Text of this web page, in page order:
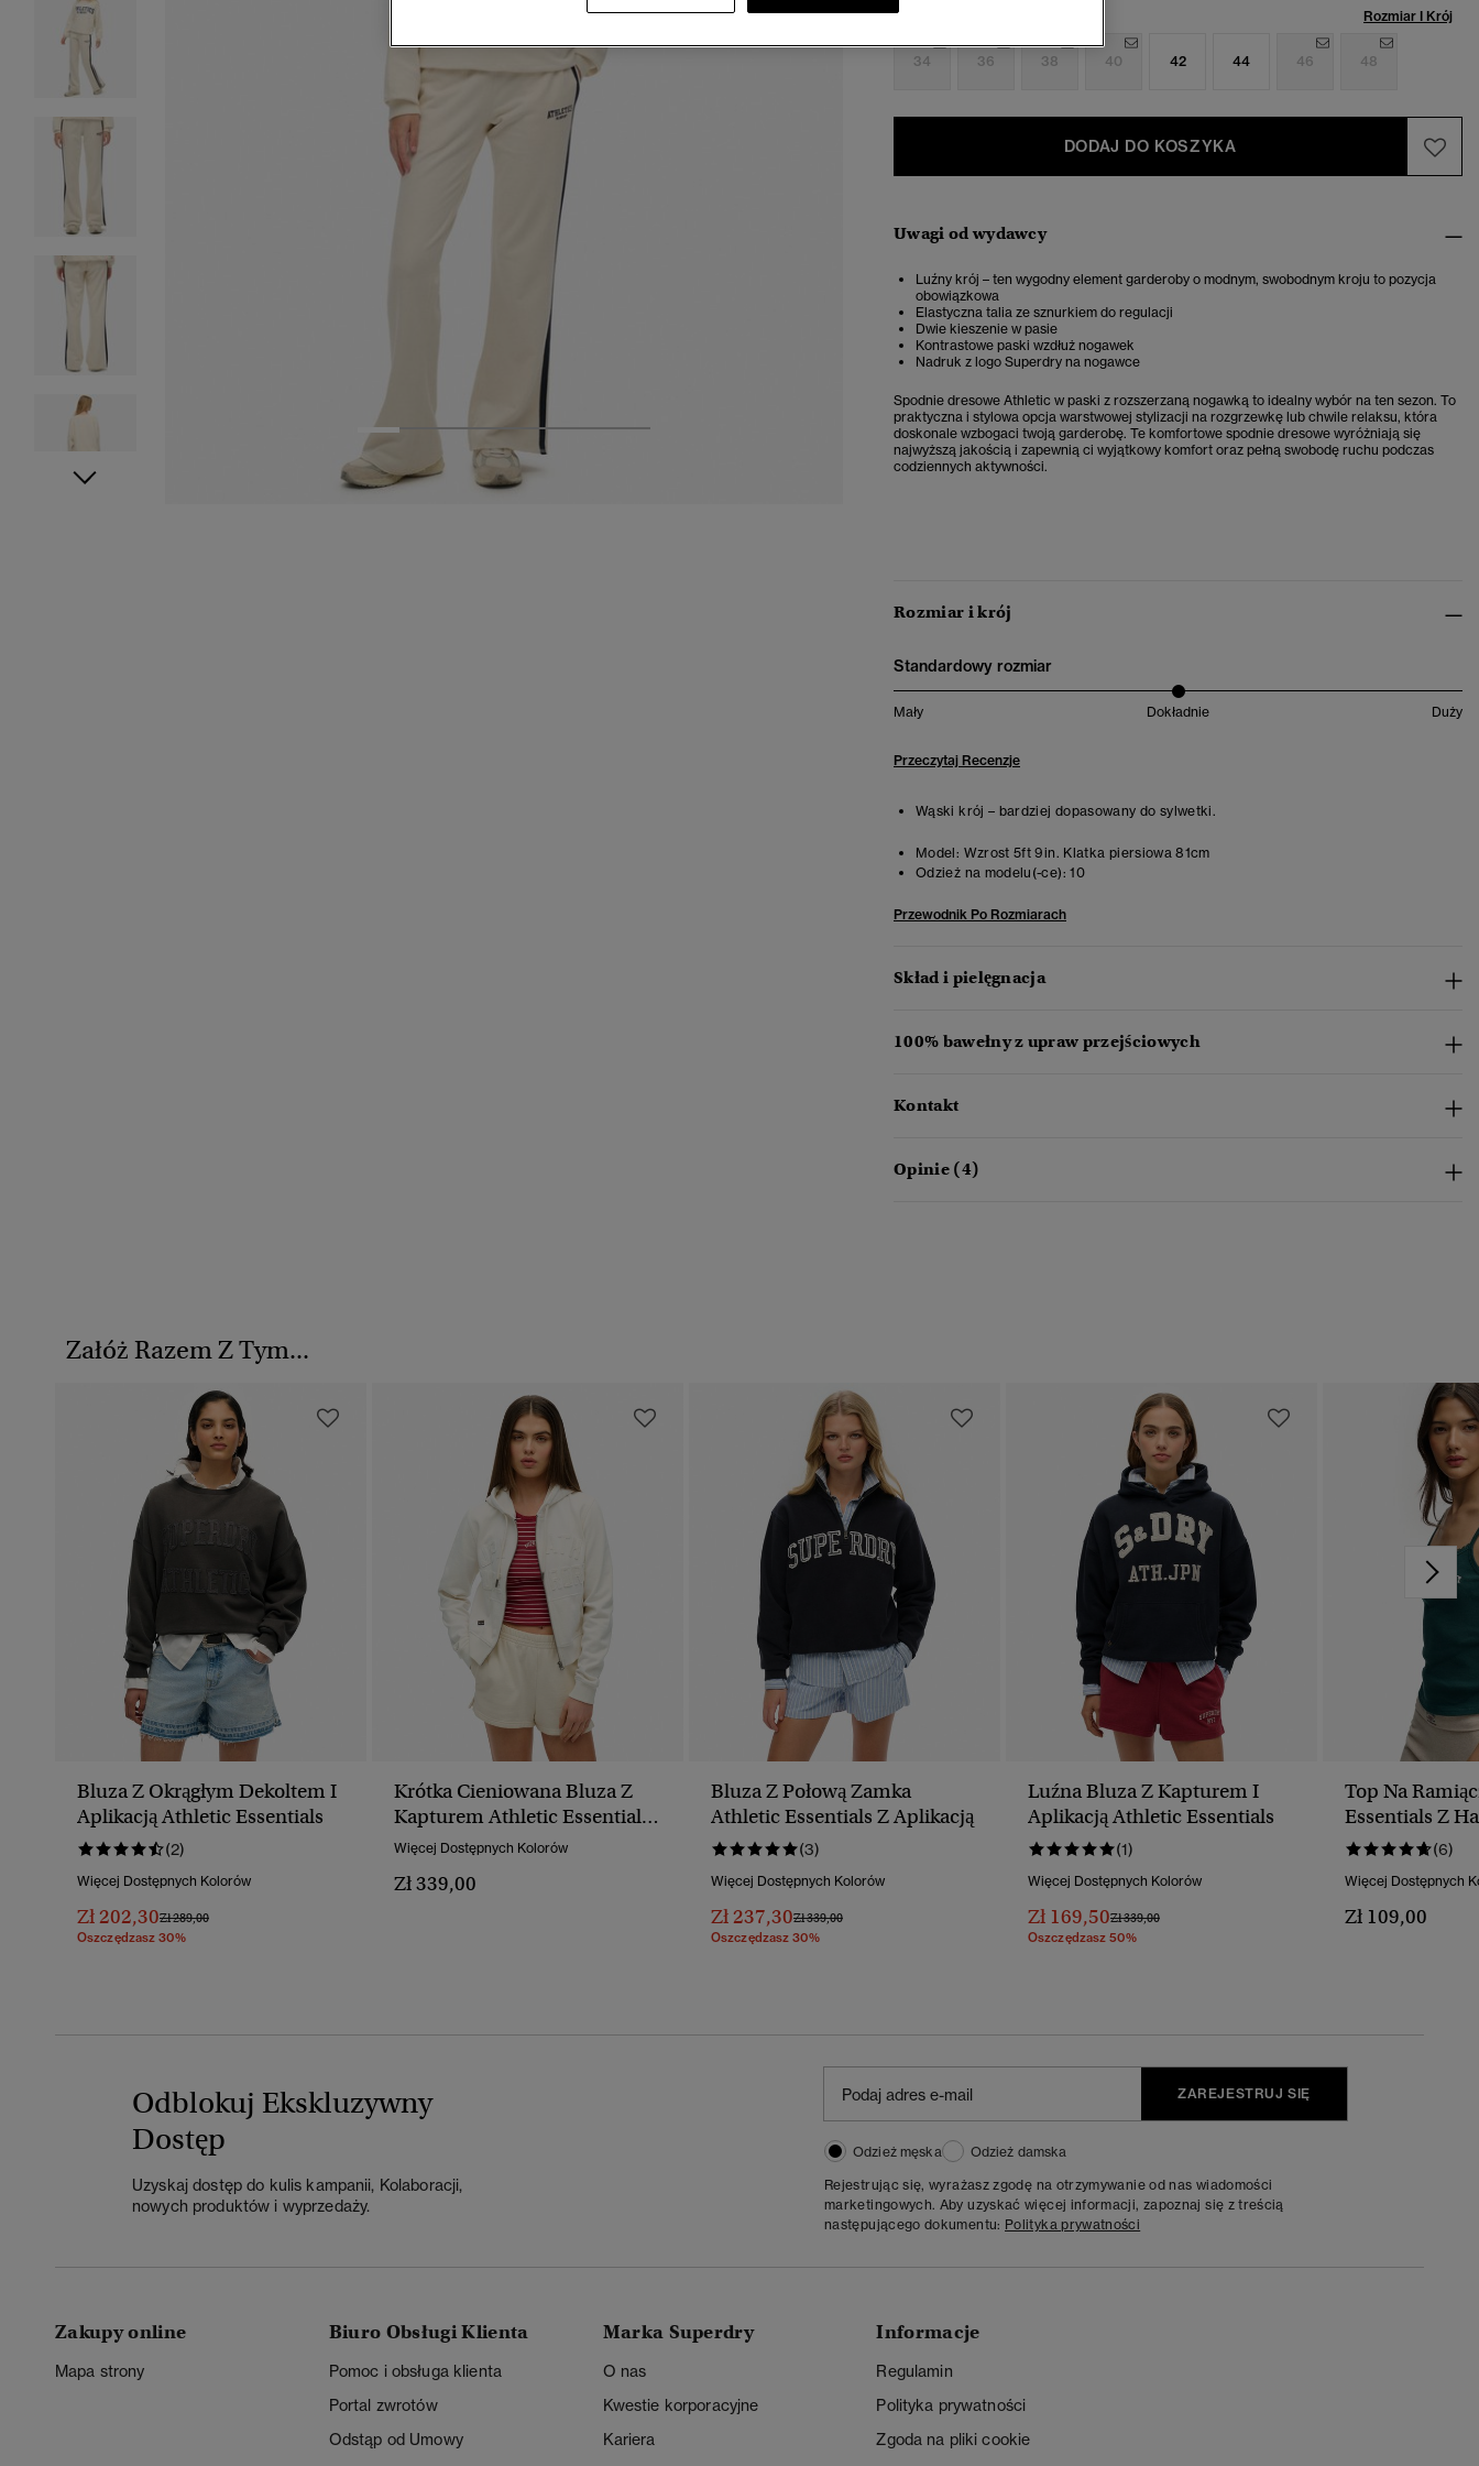
5
Wybierz Rozmiar: Rozmiar I Krój
34 36 38 40 42 44 46 48
DODAJ DO KOSZYKA
Uwagi od wydawcy
Luźny krój – ten wygodny element garderoby o modnym, swobodnym kroju to pozycja
obowiązkowa
Elastyczna talia ze sznurkiem do regulacji
Dwie kieszenie w pasie
Kontrastowe paski wzdłuż nogawek
Nadruk z logo Superdry na nogawce
Spodnie dresowe Athletic w paski z rozszerzaną nogawką to idealny wybór na ten sezon. To
praktyczna i stylowa opcja warstwowej stylizacji na rozgrzewkę lub chwile relaksu, która
doskonale wzbogaci twoją garderobę. Te komfortowe spodnie dresowe wyróżniają się
najwyższą jakością i zapewnią ci wyjątkowy komfort oraz pełną swobodę ruchu podczas
codziennych aktywności.
Rozmiar i krój
Standardowy rozmiar
Mały Dokładnie Duży
Przeczytaj Recenzje
Wąski krój – bardziej dopasowany do sylwetki.
Model: Wzrost 5ft 9in. Klatka piersiowa 81cm
Odzież na modelu(-ce): 10
Przewodnik Po Rozmiarach
Skład i pielęgnacja
100% bawełny z upraw przejściowych
Kontakt
Opinie (4)
Załóż Razem Z Tym...
Bluza Z Okrągłym Dekoltem I
Aplikacją Athletic Essentials
(2)
Więcej Dostępnych Kolorów
Zł 202,30Cena Obniżona Od
Zł 289,00Do
Oszczędzasz 30%
Krótka Cieniowana Bluza Z
Kapturem Athletic Essentials
Z Suwakiem 1/2
Więcej Dostępnych Kolorów
Zł 339,00
Bluza Z Połową Zamka
Athletic Essentials Z Aplikacją
(3)
Więcej Dostępnych Kolorów
Zł 237,30Cena Obniżona Od
Zł 339,00Do
Oszczędzasz 30%
Luźna Bluza Z Kapturem I
Aplikacją Athletic Essentials
(1)
Więcej Dostępnych Kolorów
Zł 169,50Cena Obniżona Od
Zł 339,00Do
Oszczędzasz 50%
Top Na
Essentials Z
Guzikami(6)
Więcej Dostępnych
Zł 109,00
Odblokuj Ekskluzywny
Dostęp
Uzyskaj dostęp do kulis kampanii, Kolaboracji,
nowych produktów i wyprzedaży.
ZAREJESTRUJ SIĘ
Odzież męska
Odzież damska
Rejestrując się, wyrażasz zgodę na otrzymywanie od nas wiadomości
marketingowych. Aby uzyskać więcej informacji, zapoznaj się z treścią
następującego dokumentu: Polityka prywatności
Zakupy online
Mapa strony
Biuro Obsługi Klienta
Pomoc i obsługa klienta
Portal zwrotów
Odstąp od Umowy
Marka Superdry
O nas
Kwestie korporacyjne
Kariera
Informacje
Regulamin
Polityka prywatności
Zgoda na pliki cookie